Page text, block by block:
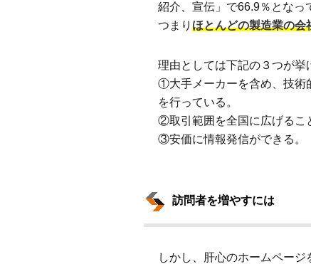
紹介、宣伝」で66.9％となっ
つまり ほとんどの製造業の会
理由としては下記の３つが挙
①大手メーカーを含め、技術
を行っている。
②取引範囲を全国に広げるこ
③安価に情報発信ができる。
訪問者を増やすには
しかし、肝心のホームペー